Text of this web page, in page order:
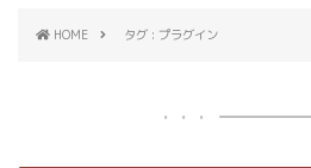
HOME タグ : プラグイン